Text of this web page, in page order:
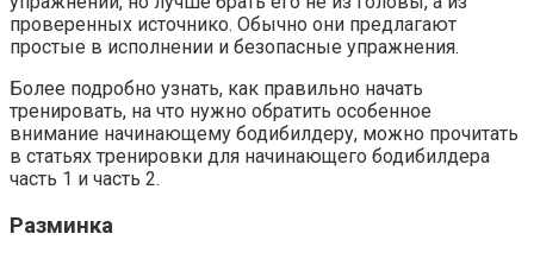
проверенных источнико. Обычно они предлагают
простые в исполнении и безопасные упражнения.
Более подробно узнать, как правильно начать
тренировать, на что нужно обратить особенное
внимание начинающему бодибилдеру, можно прочитать
в статьях тренировки для начинающего бодибилдера
часть 1 и часть 2.
Разминка